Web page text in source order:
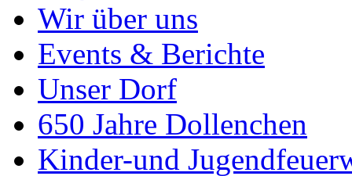
Wir über uns
Events & Berichte
Unser Dorf
650 Jahre Dollenchen
Kinder-und